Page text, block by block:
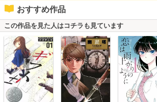
おすすめ作品
この作品を見た人はコチラも見ています